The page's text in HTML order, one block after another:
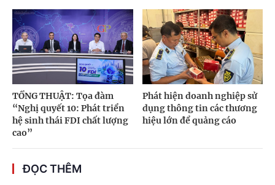
TỔNG THUẬT: Tọa đàm
“Nghị quyết 10: Phát triển
hệ sinh thái FDI chất lượng
cao”
Phát hiện doanh nghiệp sử
dụng thông tin các thương
hiệu lớn để quảng cáo
ĐỌC THÊM